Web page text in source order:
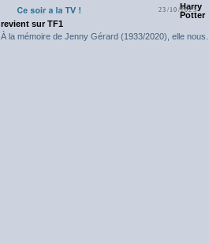
23/10/2023
Harry
Potter
revient sur TF1
À la mémoire de Jenny Gérard (1933/2020), elle nous...